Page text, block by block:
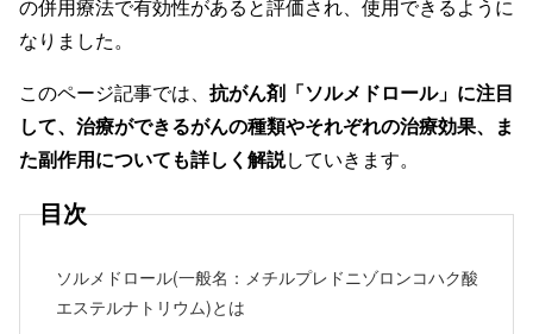
の併用療法で有効性があると評価され、使用できるように
なりました。
このページ記事では、 抗がん剤「ソルメドロール」に注目
して、治療ができるがんの種類やそれぞれの治療効果、ま
た副作用についても詳しく解説していきます。
目次
ソルメドロール(一般名：メチルプレドニゾロンコハク酸
エステルナトリウム)とは